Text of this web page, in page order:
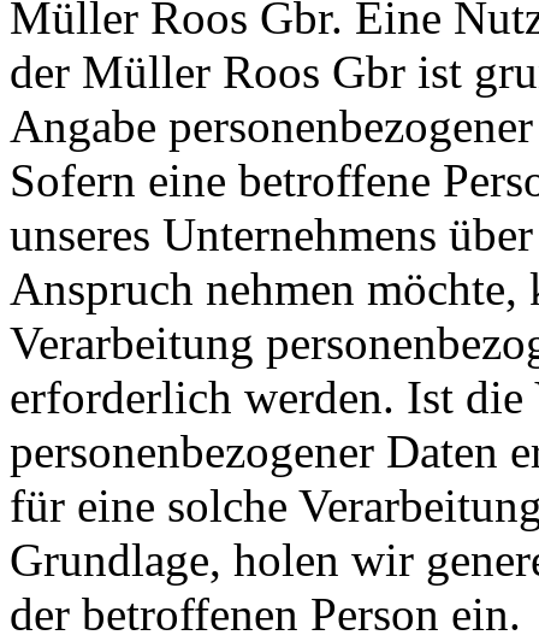
Müller Roos Gbr. Eine
der Müller Roos Gbr ist
Angabe
Sofern eine betroffene
unseres Unternehmens
Anspruch nehmen möchte,
Verarbeitung
erforderlich werden. Ist die
personenbezogener Daten
für eine solche
Grundlage, holen wir
der betroffenen Person ein.